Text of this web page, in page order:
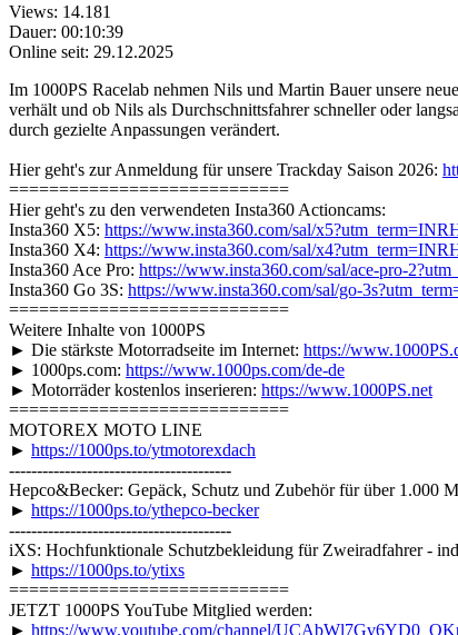
Views: 14.181
Dauer: 00:10:39
Online seit: 29.12.2025
Im 1000PS Racelab nehmen Nils und Martin Bauer unsere
verhält und ob Nils als Durchschnittsfahrer schneller oder
durch gezielte Anpassungen verändert.
Hier geht's zur Anmeldung für unsere Trackday Saison 2026:
============================
Hier geht's zu den verwendeten Insta360 Actioncams:
Insta360 X5: https://www.insta360.com/sal/
Insta360 X4: https://www.insta360.com/sal/
Insta360 Ace Pro: https://www.insta360.com/sal/ace-pro-
Insta360 Go 3S: https://www.insta360.com/sal/go-
============================
Weitere Inhalte von 1000PS
► Die stärkste Motorradseite im Internet: https://
► 1000ps.com: https://www.1000ps.com/de-de
► Motorräder kostenlos inserieren: https://www.1000PS.net
============================
MOTOREX MOTO LINE
► https://1000ps.to/ytmotorexdach
----------------------------------------
Hepco&Becker: Gepäck, Schutz und Zubehör für über 1.000
► https://1000ps.to/ythepco-becker
----------------------------------------
iXS: Hochfunktionale Schutzbekleidung für Zweiradfahrer -
► https://1000ps.to/ytixs
============================
JETZT 1000PS YouTube Mitglied werden:
► https://www.youtube.com/channel/